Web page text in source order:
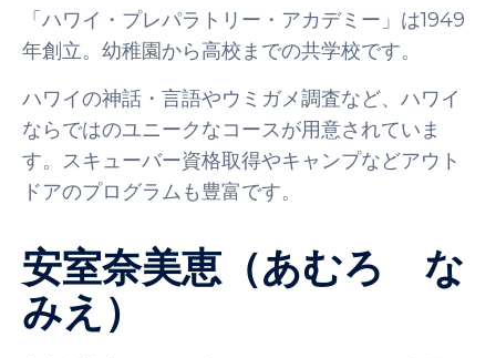
「ハワイ・プレパラトリー・アカデミー」は1949
年創立。幼稚園から高校までの共学校です。
ハワイの神話・言語やウミガメ調査など、ハワイ
ならではのユニークなコースが用意されていま
す。スキューバー資格取得やキャンプなどアウト
ドアのプログラムも豊富です。
安室奈美恵（あむろ な
みえ）